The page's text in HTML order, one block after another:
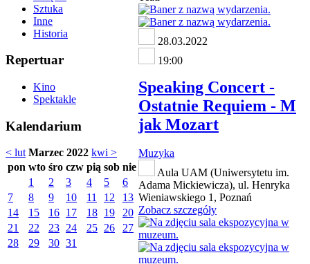
Sztuka
Inne
Historia
Repertuar
Kino
Spektakle
Kalendarium
< lut Marzec 2022 kwi >
pon wto śro czw pią sob nie
1
2 3 4 5
6
7
8 9 10 11 12
13
14
15 16 17 18 19
20
21
22 23 24 25 26
27
28
29 30 31
28.03.2022
19:00
Speaking Concert -
Ostatnie Requiem - M
jak Mozart
Muzyka
Aula UAM (Uniwersytetu im.
Adama Mickiewicza), ul. Henryka
Wieniawskiego 1, Poznań
Zobacz szczegóły